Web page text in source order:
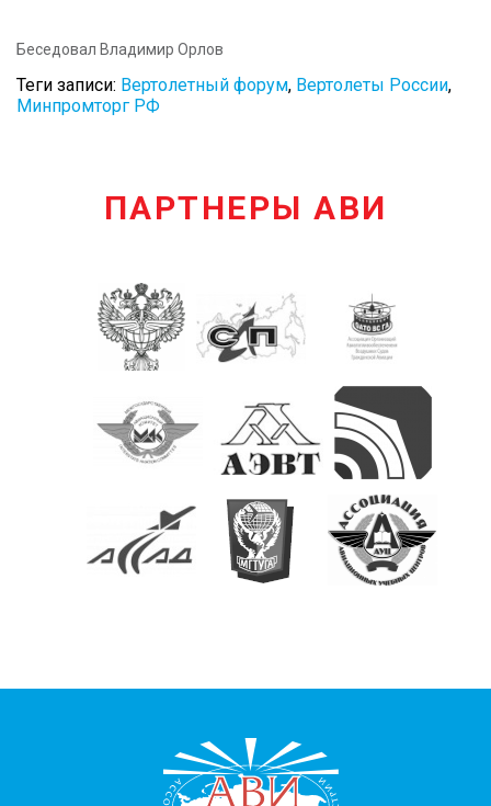
Беседовал Владимир Орлов
Теги записи: Вертолетный форум, Вертолеты России,
Минпромторг РФ
ПАРТНЕРЫ АВИ